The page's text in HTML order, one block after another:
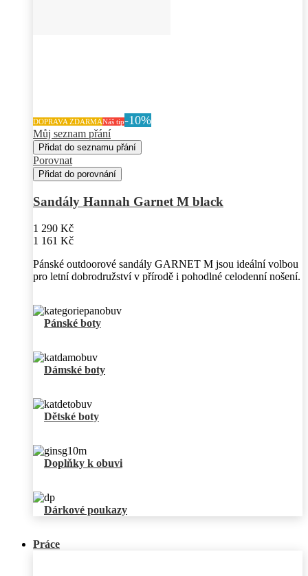
DOPRAVA ZDARMANáš tip-10%
Můj seznam přání
Přidat do seznamu přání
Porovnat
Přidat do porovnání
Sandály Hannah Garnet M black
1 290 Kč
1 161 Kč
Pánské outdoorové sandály GARNET M jsou ideální volbou
pro letní dobrodružství v přírodě i pohodlné celodenní nošení.
Pánské boty
Dámské boty
Dětské boty
Doplňky k obuvi
Dárkové poukazy
Práce